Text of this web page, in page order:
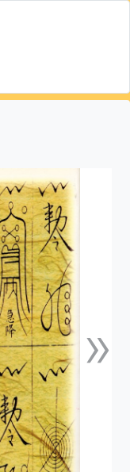
»下一